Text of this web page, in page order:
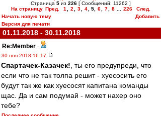
Страница 5из 226[ Сообщений: 11262 ]
На страницу Пред. 1 2 3 4 5, 6 7 8 226
След.
Начать новую тему
Добавить
Версия для печати
01.11.2018 - 30.11.2018
Re:Member -
30 ноя 2018 16:17
Спартачек-Казачек! , ты его предупреди, что
если что не так толпа решит - хуесосить его
будут так же как хуесосят капитана команды
щас. Да и сам подумай - может нахер оно
тебе?